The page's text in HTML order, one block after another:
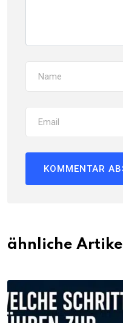
ähnliche Artikel